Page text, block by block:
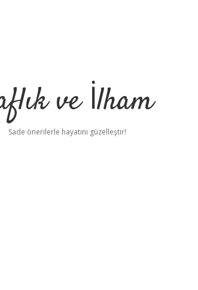
ve İlham
Sade önerilerle hayatını güzelleştir!